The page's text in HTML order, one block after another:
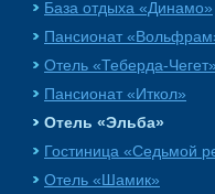
База отдыха «Динамо»
Пансионат
Отель «Теберда-Чегет»
Пансионат «Иткол»
Отель «Эльба»
Гостиница «Седьмой
Отель «Шамик»